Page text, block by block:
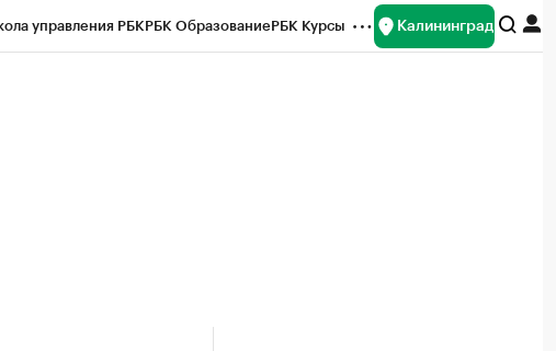
управления РБКРБК ОбразованиеРБК Курсы Калининград